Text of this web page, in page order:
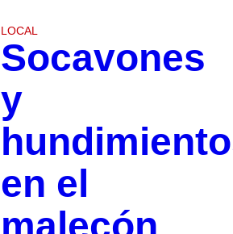
LOCAL
Socavones
y
en el